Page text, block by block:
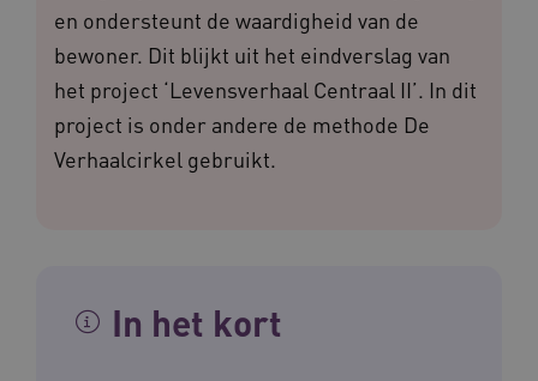
en ondersteunt de waardigheid van de
bewoner. Dit blijkt uit het eindverslag van
het project ‘Levensverhaal Centraal II’. In dit
project is onder andere de methode De
Verhaalcirkel gebruikt.
In het kort